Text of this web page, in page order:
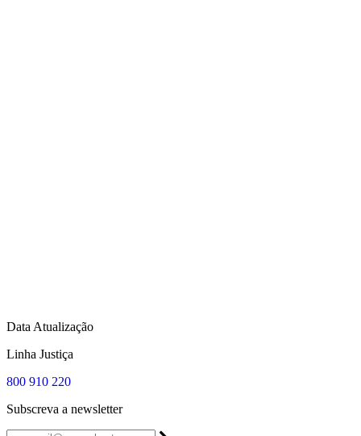
Data Atualização
Linha Justiça
800 910 220
Subscreva a newsletter